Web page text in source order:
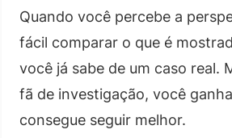
Quando você percebe a
fácil comparar o que é
você já sabe de um caso real.
fã de investigação, você
consegue seguir melhor.